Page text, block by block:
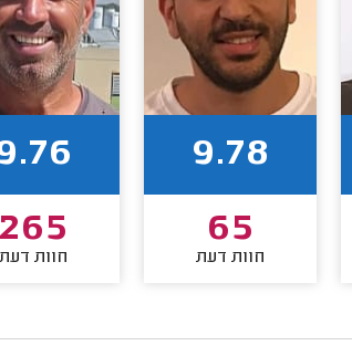
9.78
65
חוות דעת
265
חוות דעת